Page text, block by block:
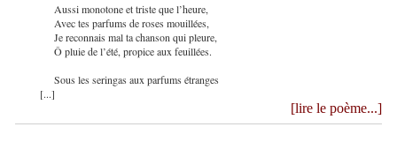
Aussi monotone et triste que l’heure,
Avec tes parfums de roses mouillées,
Je reconnais mal ta chanson qui pleure,
Ô pluie de l’été, propice aux feuillées.
Sous les seringas aux parfums étranges
[...]
[lire le poème...]